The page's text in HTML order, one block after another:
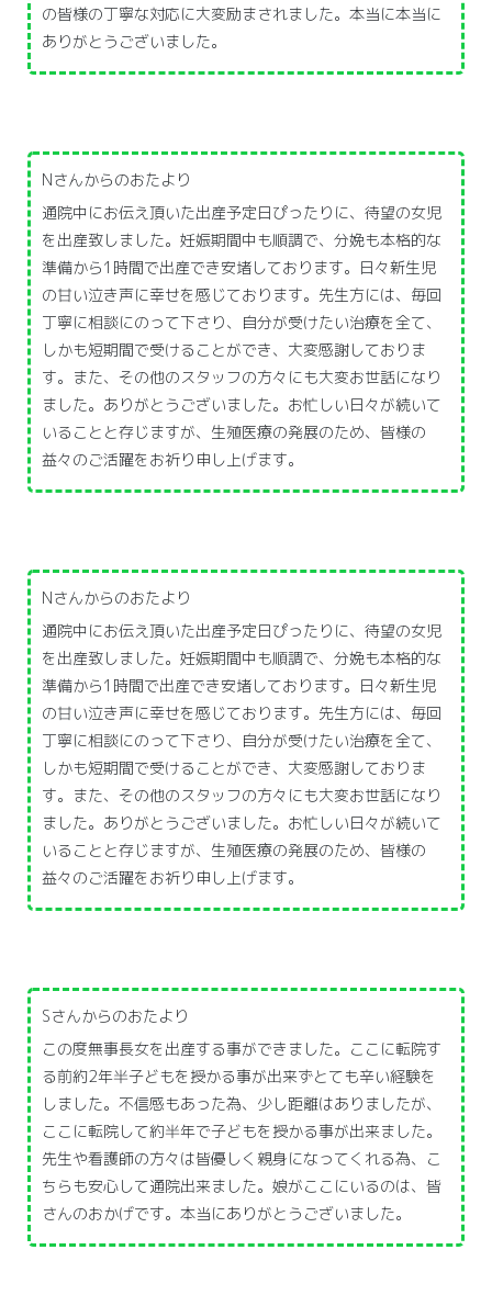
の皆様の丁寧な対応に大変励まされました。本当に本当に
ありがとうございました。
Nさんからのおたより
通院中にお伝え頂いた出産予定日ぴったりに、待望の女児
を出産致しました。妊娠期間中も順調で、分娩も本格的な
準備から1時間で出産でき安堵しております。日々新生児
の甘い泣き声に幸せを感じております。先生方には、毎回
丁寧に相談にのって下さり、自分が受けたい治療を全て、
しかも短期間で受けることができ、大変感謝しておりま
す。また、その他のスタッフの方々にも大変お世話になり
ました。ありがとうございました。お忙しい日々が続いて
いることと存じますが、生殖医療の発展のため、皆様の
益々のご活躍をお祈り申し上げます。
Nさんからのおたより
通院中にお伝え頂いた出産予定日ぴったりに、待望の女児
を出産致しました。妊娠期間中も順調で、分娩も本格的な
準備から1時間で出産でき安堵しております。日々新生児
の甘い泣き声に幸せを感じております。先生方には、毎回
丁寧に相談にのって下さり、自分が受けたい治療を全て、
しかも短期間で受けることができ、大変感謝しておりま
す。また、その他のスタッフの方々にも大変お世話になり
ました。ありがとうございました。お忙しい日々が続いて
いることと存じますが、生殖医療の発展のため、皆様の
益々のご活躍をお祈り申し上げます。
Sさんからのおたより
この度無事長女を出産する事ができました。ここに転院す
る前約2年半子どもを授かる事が出来ずとても辛い経験を
しました。不信感もあった為、少し距離はありましたが、
ここに転院して約半年で子どもを授かる事が出来ました。
先生や看護師の方々は皆優しく親身になってくれる為、こ
ちらも安心して通院出来ました。娘がここにいるのは、皆
さんのおかげです。本当にありがとうございました。